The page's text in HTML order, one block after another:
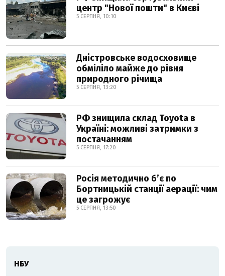
центр "Нової пошти" в Києві
5 СЕРПНЯ, 10:10
Дністровське водосховище
обміліло майже до рівня
природного річища
5 СЕРПНЯ, 13:20
РФ знищила склад Toyota в
Україні: можливі затримки з
постачанням
5 СЕРПНЯ, 17:20
Росія методично б’є по
Бортницькій станції аерації: чим
це загрожує
5 СЕРПНЯ, 13:50
НБУ